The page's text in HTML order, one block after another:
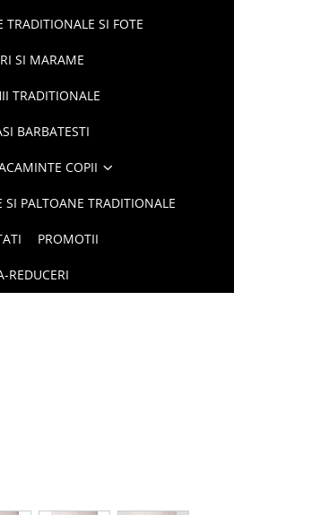
TRADITIONALE SI FOTE
SI MARAME
TRADITIONALE
BARBATESTI
COPII
SI PALTOANE TRADITIONALE
PROMOTII
REDUCERI